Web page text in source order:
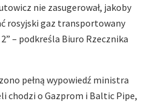
nie zasugerował, jakoby
rosyjski gaz transportowany
– podkreśla Biuro Rzecznika
pełną wypowiedź ministra
chodzi o Gazprom i Baltic Pipe,